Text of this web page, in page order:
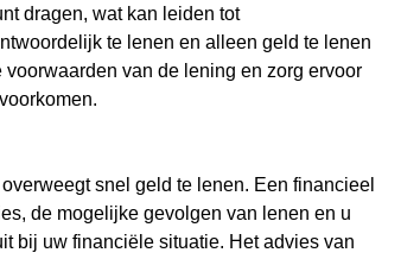
dragen, wat kan leiden tot
te lenen en alleen geld te lenen
van de lening en zorg ervoor
snel geld te lenen. Een financieel
de mogelijke gevolgen van lenen en u
bij uw financiële situatie. Het advies van